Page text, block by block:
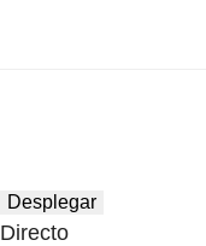
Desplegar
Directo